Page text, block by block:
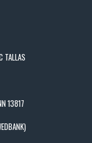
TALLAS
13817